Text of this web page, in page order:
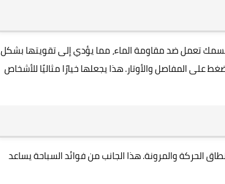
جسمك تعمل ضد مقاومة الماء، مما يؤدي إلى تقويتها بشكل
على المفاصل والأوتار. هذا يجعلها خيارًا مثاليًا للأشخاص
الحركة والمرونة. هذا الجانب من فوائد السباحة يساعد